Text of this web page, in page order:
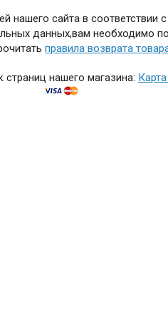
нашего сайта в соответствии с
данных,вам необходимо
правила возврата
нашего магазина: